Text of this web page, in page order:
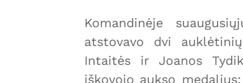
Komandinėje
atstovavo dvi
Intaitės ir Joanos
iškovojo aukso